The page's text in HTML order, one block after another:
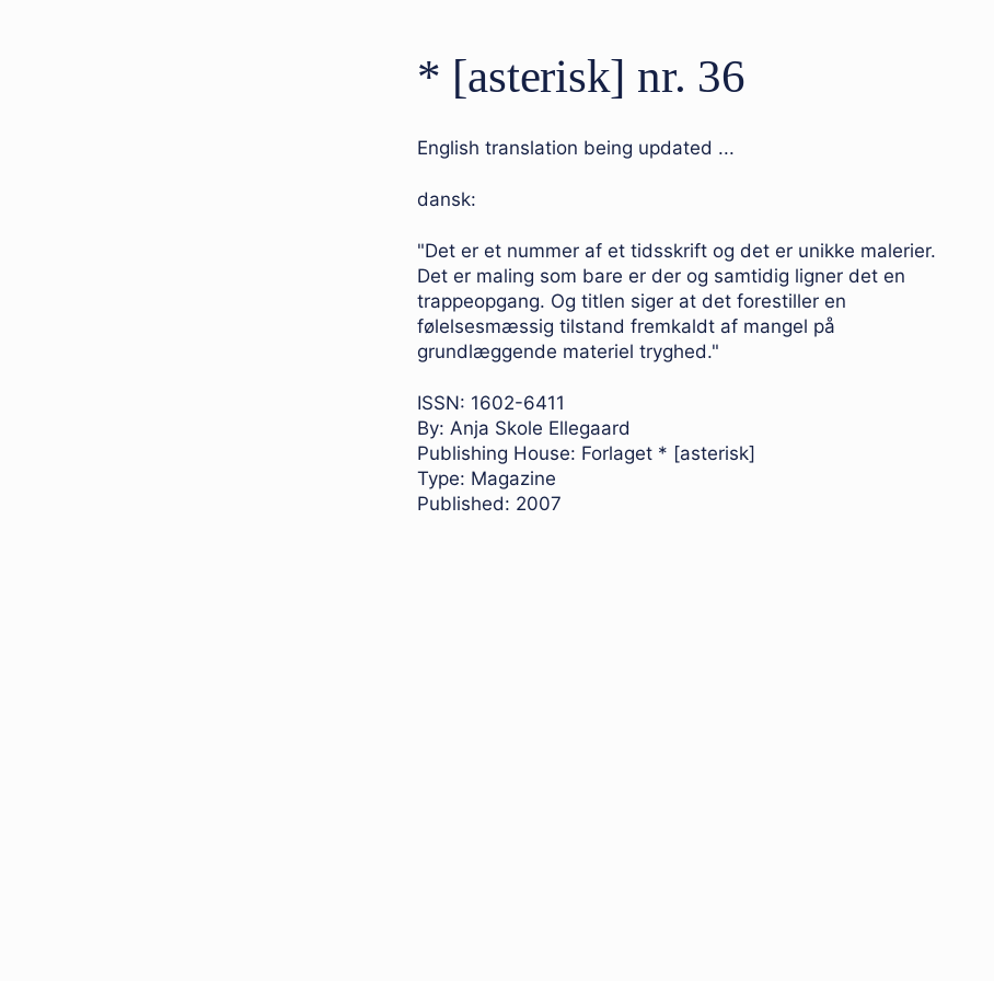
* [asterisk] nr. 36
English translation being updated ...
dansk:
"Det er et nummer af et tidsskrift og det er unikke malerier.
Det er maling som bare er der og samtidig ligner det en
trappeopgang. Og titlen siger at det forestiller en
følelsesmæssig tilstand fremkaldt af mangel på
grundlæggende materiel tryghed."
ISSN: 1602-6411
By: Anja Skole Ellegaard
Publishing House: Forlaget * [asterisk]
Type: Magazine
Published: 2007